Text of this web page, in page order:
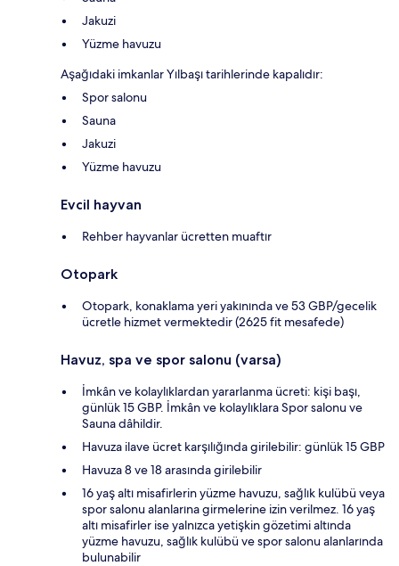
Jakuzi
Yüzme havuzu
Aşağıdaki imkanlar Yılbaşı tarihlerinde kapalıdır:
Spor salonu
Sauna
Jakuzi
Yüzme havuzu
Evcil hayvan
Rehber hayvanlar ücretten muaftır
Otopark
Otopark, konaklama yeri yakınında ve 53 GBP/gecelik
ücretle hizmet vermektedir (2625 fit mesafede)
Havuz, spa ve spor salonu (varsa)
İmkân ve kolaylıklardan yararlanma ücreti: kişi başı,
günlük 15 GBP. İmkân ve kolaylıklara Spor salonu ve
Sauna dâhildir.
Havuza ilave ücret karşılığında girilebilir: günlük 15 GBP
Havuza 8 ve 18 arasında girilebilir
16 yaş altı misafirlerin yüzme havuzu, sağlık kulübü veya
spor salonu alanlarına girmelerine izin verilmez. 16 yaş
altı misafirler ise yalnızca yetişkin gözetimi altında
yüzme havuzu, sağlık kulübü ve spor salonu alanlarında
bulunabilir